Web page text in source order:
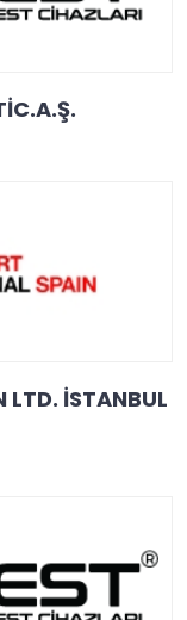
LTD. İSTANBUL